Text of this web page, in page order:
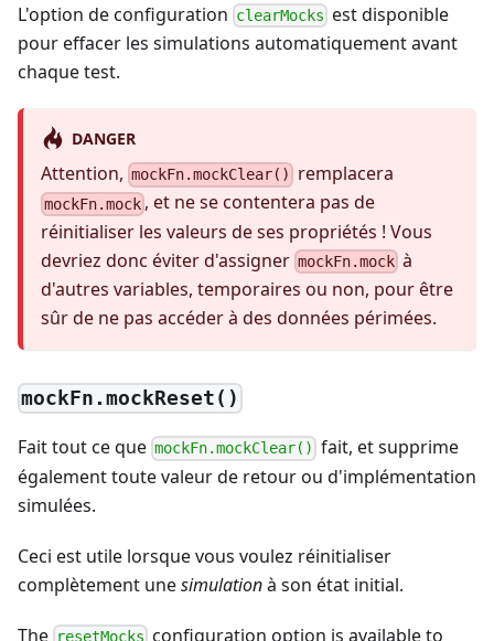
L'option de configuration clearMocks est disponible
pour effacer les simulations automatiquement avant
chaque test.
DANGER
Attention, mockFn.mockClear() remplacera
mockFn.mock , et ne se contentera pas de
réinitialiser les valeurs de ses propriétés ! Vous
devriez donc éviter d'assigner mockFn.mock à
d'autres variables, temporaires ou non, pour être
sûr de ne pas accéder à des données périmées.
mockFn.mockReset()
Fait tout ce que mockFn.mockClear() fait, et supprime
également toute valeur de retour ou d'implémentation
simulées.
Ceci est utile lorsque vous voulez réinitialiser
complètement unesimulationà son état initial.
The resetMocks configuration option is available to